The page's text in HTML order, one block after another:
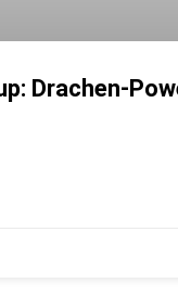
Drachen-